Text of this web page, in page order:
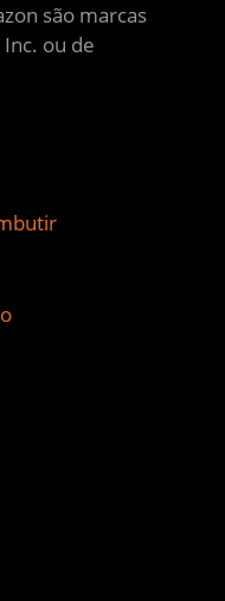
são marcas
ou de